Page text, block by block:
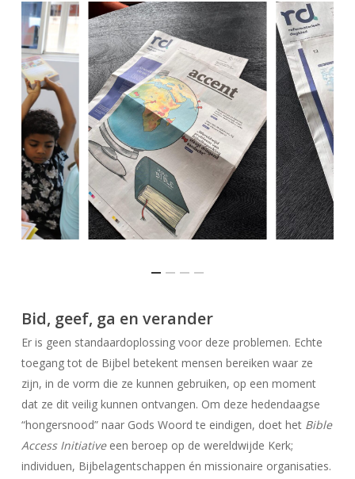
Bid, geef, ga en verander
Er is geen standaardoplossing voor deze problemen. Echte
toegang tot de Bijbel betekent mensen bereiken waar ze
zijn, in de vorm die ze kunnen gebruiken, op een moment
dat ze dit veilig kunnen ontvangen. Om deze hedendaagse
“hongersnood” naar Gods Woord te eindigen, doet het Bible
Access Initiativeeen beroep op de wereldwijde Kerk;
individuen, Bijbelagentschappen én missionaire organisaties.